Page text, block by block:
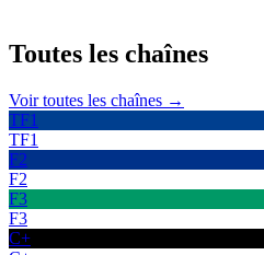
Toutes les chaînes
Voir toutes les chaînes →
TF1
TF1
F2
F2
F3
F3
C+